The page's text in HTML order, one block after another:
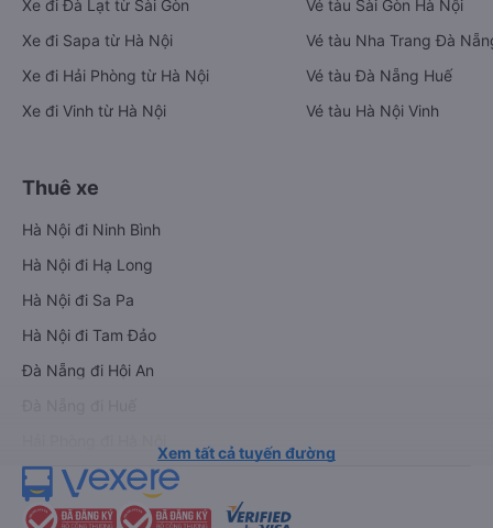
Xe đi Đà Lạt từ Sài Gòn
Xe đi Sapa từ Hà Nội
Xe đi Hải Phòng từ Hà Nội
Xe đi Vinh từ Hà Nội
Vé tàu Sài Gòn Hà Nội
Vé tàu Nha Trang Đà
Vé tàu Đà Nẵng Huế
Vé tàu Hà Nội Vinh
Thuê xe
Hà Nội đi Ninh Bình
Hà Nội đi Hạ Long
Hà Nội đi Sa Pa
Hà Nội đi Tam Đảo
Đà Nẵng đi Hội An
Xem tất cả tuyến đường